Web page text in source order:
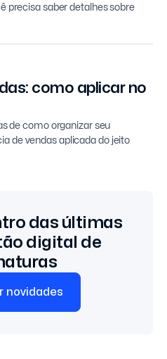
precisa saber detalhes sobre
como aplicar no
de como organizar seu
de vendas aplicada do jeito
das últimas
digital de
novidades